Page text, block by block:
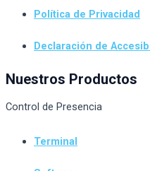
Política de Privacidad
Declaración de
Nuestros Productos
Control de Presencia
Terminal